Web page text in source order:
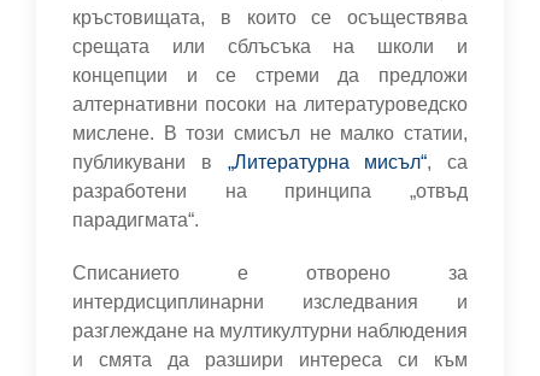
кръстовищата, в които се осъществява
срещата или сблъсъка на школи и
концепции и се стреми да предложи
алтернативни посоки на литературоведско
мислене. В този смисъл не малко статии,
публикувани в „Литературна мисъл“, са
разработени на принципа „отвъд
парадигмата“.
Списанието е отворено за
интердисциплинарни изследвания и
разглеждане на мултикултурни наблюдения
и смята да разшири интереса си към